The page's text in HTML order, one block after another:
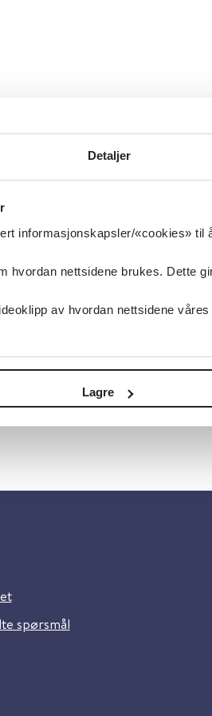
Detaljer
informasjonskapsler/«cookies»
hvordan nettsidene brukes. Dette
av hvordan nettsidene
Lagre
spørsmål